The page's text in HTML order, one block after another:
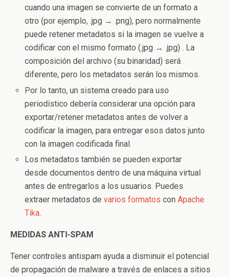
cuando una imagen se convierte de un formato a
otro (por ejemplo, .jpg → .png), pero normalmente
puede retener metadatos si la imagen se vuelve a
codificar con el mismo formato (.jpg → .jpg) . La
composición del archivo (su binaridad) será
diferente, pero los metadatos serán los mismos.
Por lo tanto, un sistema creado para uso
periodístico debería considerar una opción para
exportar/retener metadatos antes de volver a
codificar la imagen, para entregar esos datos junto
con la imagen codificada final.
Los metadatos también se pueden exportar
desde documentos dentro de una máquina virtual
antes de entregarlos a los usuarios. Puedes
extraer metadatos devarios formatos conApache
Tika.
MEDIDAS ANTI-SPAM
Tener controles antispam ayuda a disminuir el potencial
de propagación de malware a través de enlaces a sitios